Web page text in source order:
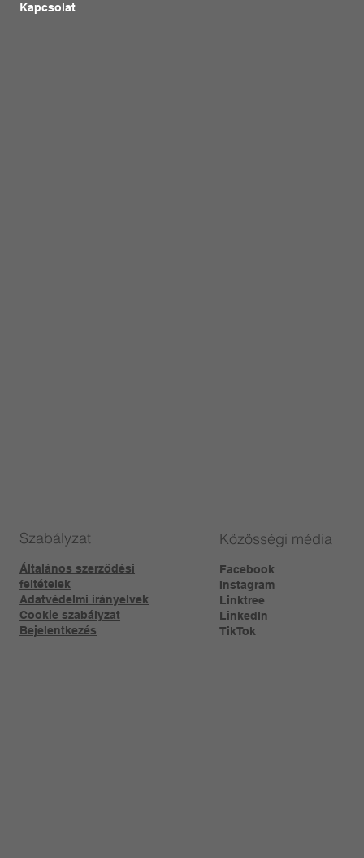
Szabályzat
Általános szerződési
feltételek
Adatvédelmi irányelvek
Cookie szabályzat
Bejelentkezés
Kapcsolat
Közösségi média
Facebook
Instagram
Linktree​
LinkedIn
TikTok